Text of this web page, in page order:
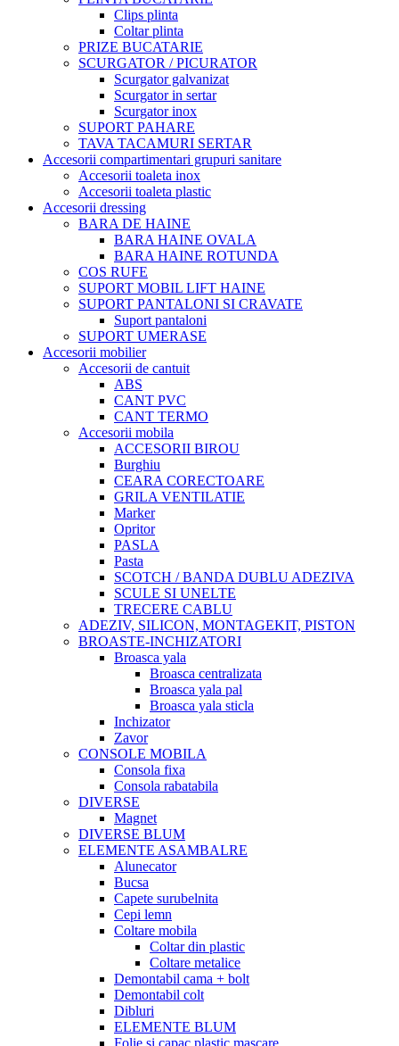
Clips plinta
Coltar plinta
PRIZE BUCATARIE
SCURGATOR / PICURATOR
Scurgator galvanizat
Scurgator in sertar
Scurgator inox
SUPORT PAHARE
TAVA TACAMURI SERTAR
Accesorii compartimentari grupuri sanitare
Accesorii toaleta inox
Accesorii toaleta plastic
Accesorii dressing
BARA DE HAINE
BARA HAINE OVALA
BARA HAINE ROTUNDA
COS RUFE
SUPORT MOBIL LIFT HAINE
SUPORT PANTALONI SI CRAVATE
Suport pantaloni
SUPORT UMERASE
Accesorii mobilier
Accesorii de cantuit
ABS
CANT PVC
CANT TERMO
Accesorii mobila
ACCESORII BIROU
Burghiu
CEARA CORECTOARE
GRILA VENTILATIE
Marker
Opritor
PASLA
Pasta
SCOTCH / BANDA DUBLU ADEZIVA
SCULE SI UNELTE
TRECERE CABLU
ADEZIV, SILICON, MONTAGEKIT, PISTON
BROASTE-INCHIZATORI
Broasca yala
Broasca centralizata
Broasca yala pal
Broasca yala sticla
Inchizator
Zavor
CONSOLE MOBILA
Consola fixa
Consola rabatabila
DIVERSE
Magnet
DIVERSE BLUM
ELEMENTE ASAMBALRE
Alunecator
Bucsa
Capete surubelnita
Cepi lemn
Coltare mobila
Coltar din plastic
Coltare metalice
Demontabil cama + bolt
Demontabil colt
Dibluri
ELEMENTE BLUM
Folie si capac plastic mascare